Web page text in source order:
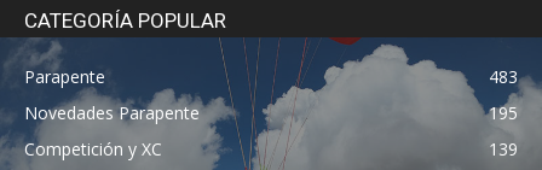
CATEGORÍA POPULAR
Parapente
483
Novedades Parapente
195
Competición y XC
139